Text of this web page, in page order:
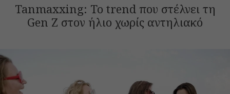
Tanmaxxing: To trend που στέλνει τη
Gen Z στον ήλιο χωρίς αντηλιακό